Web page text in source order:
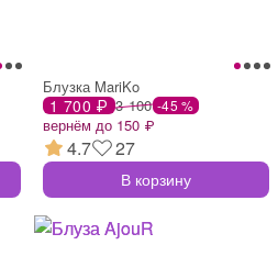
Блузка MariKo
1 700 ₽ 3 100 -45 %
вернём до 150 ₽
4.7 27
В корзину